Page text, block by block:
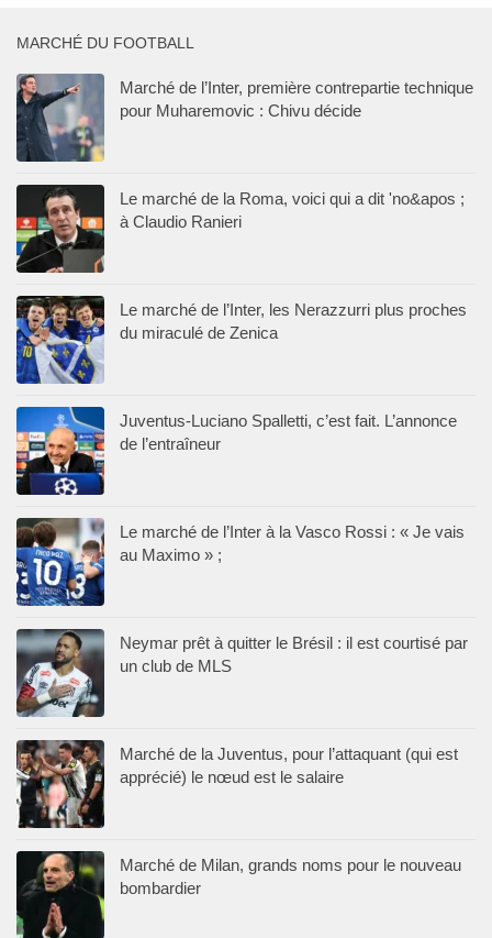
MARCHÉ DU FOOTBALL
Marché de l’Inter, première contrepartie technique
pour Muharemovic : Chivu décide
Le marché de la Roma, voici qui a dit 'no&apos ;
à Claudio Ranieri
Le marché de l’Inter, les Nerazzurri plus proches
du miraculé de Zenica
Juventus-Luciano Spalletti, c’est fait. L’annonce
de l’entraîneur
Le marché de l’Inter à la Vasco Rossi : « Je vais
au Maximo » ;
Neymar prêt à quitter le Brésil : il est courtisé par
un club de MLS
Marché de la Juventus, pour l’attaquant (qui est
apprécié) le nœud est le salaire
Marché de Milan, grands noms pour le nouveau
bombardier